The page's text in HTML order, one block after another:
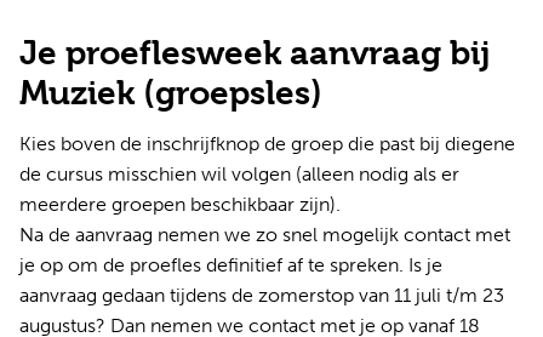
Je proeflesweek aanvraag bij
Muziek (groepsles)
Kies boven de inschrijfknop de groep die past bij diegene
de cursus misschien wil volgen (alleen nodig als er
meerdere groepen beschikbaar zijn).
Na de aanvraag nemen we zo snel mogelijk contact met
je op om de proefles definitief af te spreken. Is je
aanvraag gedaan tijdens de zomerstop van 11 juli t/m 23
augustus? Dan nemen we contact met je op vanaf 18